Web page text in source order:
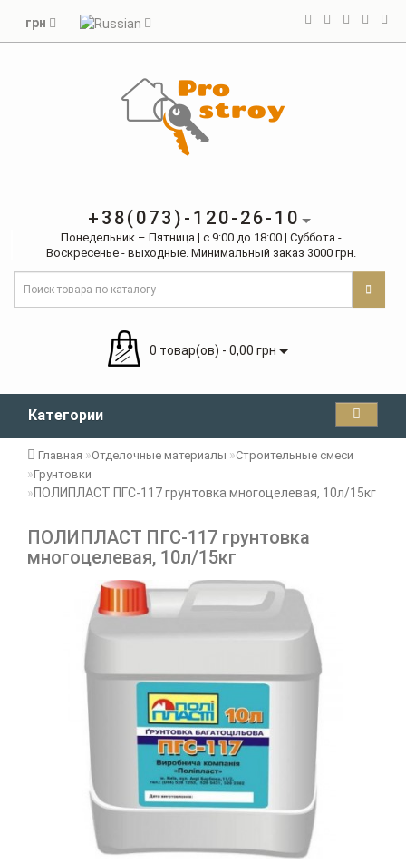
грн
+38(073)-120-26-10
Понедельник – Пятница | с 9:00 до 18:00 | Суббота -
Воскресенье - выходные. Минимальный заказ 3000 грн.
0 товар(ов) - 0,00 грн
Категории
Главная Отделочные материалы
Строительные смеси
Грунтовки
ПОЛИПЛАСТ ПГС-117 грунтовка многоцелевая, 10л/15кг
ПОЛИПЛАСТ ПГС-117 грунтовка
многоцелевая, 10л/15кг